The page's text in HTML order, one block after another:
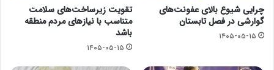
چرایی شیوع بالای عفونت‌های
گوارشی در فصل تابستان
۱۴۰۵-۰۵-۱۵
تقویت زیرساخت‌های سلامت
متناسب با نیازهای مردم منطقه
باشد
۱۴۰۵-۰۵-۱۵